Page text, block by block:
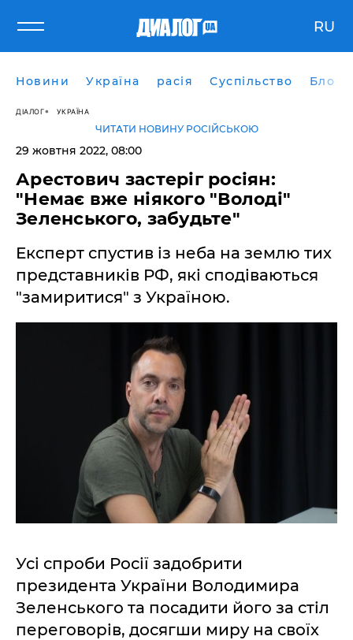
RU
Новини Україна расія Суспільство Блоги
ДІАЛОГ УКРАЇНА
ЧИТАТИ НОВИНУ РОСІЙСЬКОЮ
29 жовтня 2022, 08:00
Арестович застеріг росіян:
"Немає вже ніякого "Володі"
Зеленського, забудьте"
Експерт спустив із неба на землю тих
представників РФ, які сподіваються
"замиритися" з Україною.
Усі спроби Росії задобрити
президента України Володимира
Зеленського та посадити його за стіл
переговорів, досягши миру на своїх